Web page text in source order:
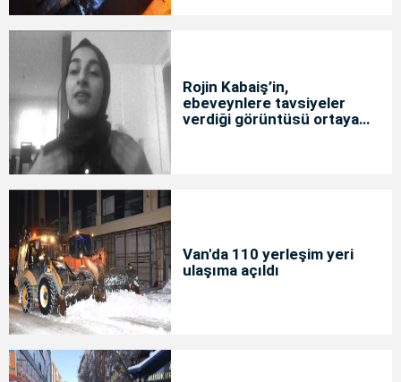
Rojin Kabaiş’in,
ebeveynlere tavsiyeler
verdiği görüntüsü ortaya
Van'da 110 yerleşim yeri
ulaşıma açıldı